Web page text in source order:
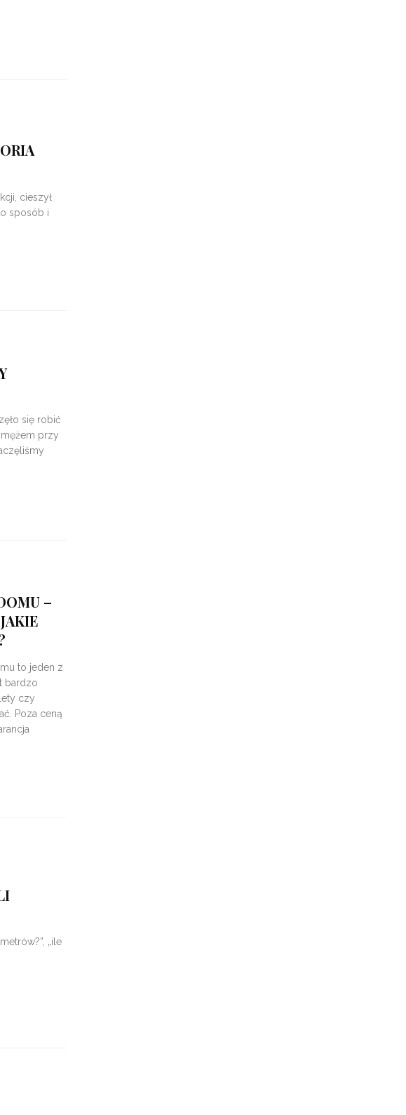
cieszył
sposób i
się robić
przy
–
to jeden z
bardzo
czy
Poza ceną
„ile